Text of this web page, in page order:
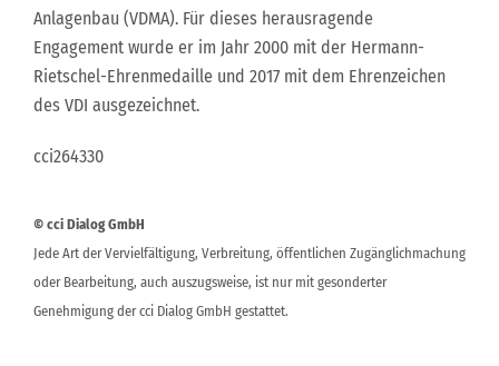
Anlagenbau (VDMA). Für dieses herausragende
Engagement wurde er im Jahr 2000 mit der Hermann-
Rietschel-Ehrenmedaille und 2017 mit dem Ehrenzeichen
des VDI ausgezeichnet.
cci264330
© cci Dialog GmbH
Jede Art der Vervielfältigung, Verbreitung, öffentlichen Zugänglichmachung
oder Bearbeitung, auch auszugsweise, ist nur mit gesonderter
Genehmigung der cci Dialog GmbH gestattet.